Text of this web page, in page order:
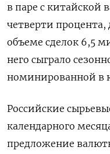
в паре с китайской
четверти процента,
объеме сделок 6,5
него сыграло
номинированной в
Российские
календарного
предложение